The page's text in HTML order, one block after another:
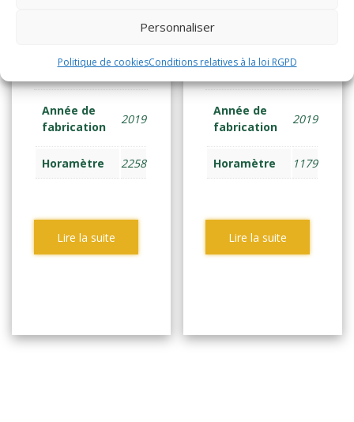
Personnaliser
Politique de cookiesConditions relatives à la loi RGPD
ACCOMP 1 tonne
Année de
fabrication
2019
Horamètre 2258
Lire la suite
(2138)
ACCOMP 1 tonne
Année de
fabrication
2019
Horamètre 1179
Lire la suite